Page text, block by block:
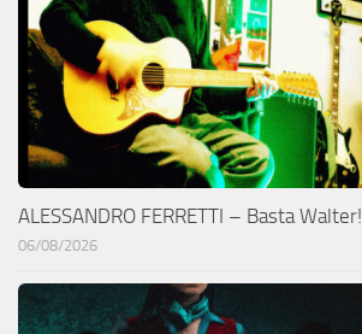
ALESSANDRO FERRETTI – Basta Walter!
06/08/2026